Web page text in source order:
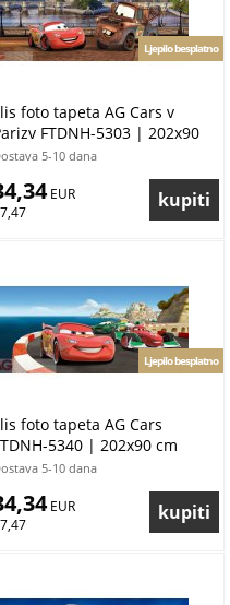
foto tapeta AG Cars v
FTDNH-5303 | 202x90
Ljepilo besplatno
5-10 dana
EUR
foto tapeta AG Cars
5340 | 202x90 cm
Ljepilo besplatno
5-10 dana
EUR